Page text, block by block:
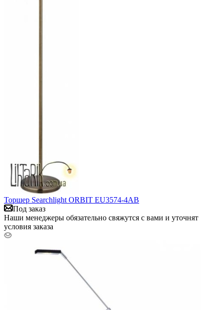
Торшер Searchlight ORBIT EU3574-4AB
Под заказ
Наши менеджеры обязательно свяжутся с вами и уточнят
условия заказа